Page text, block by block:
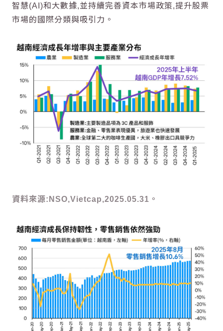
智慧(AI)和大數據,並持續完善資本市場政策,提升股票
市場的國際分類與吸引力。
資料來源:NSO,Vietcap,2025.05.31。